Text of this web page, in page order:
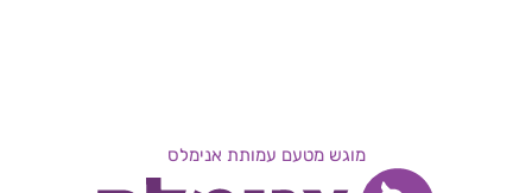
מוגש מטעם עמותת אנימלס